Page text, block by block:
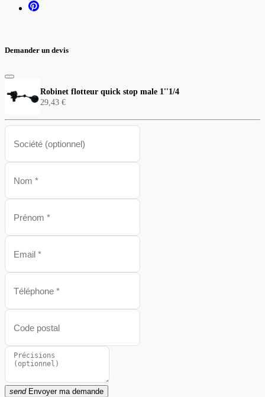
Demander un devis
Robinet flotteur quick stop male 1''1/4
29,43 €
sendEnvoyer ma demande